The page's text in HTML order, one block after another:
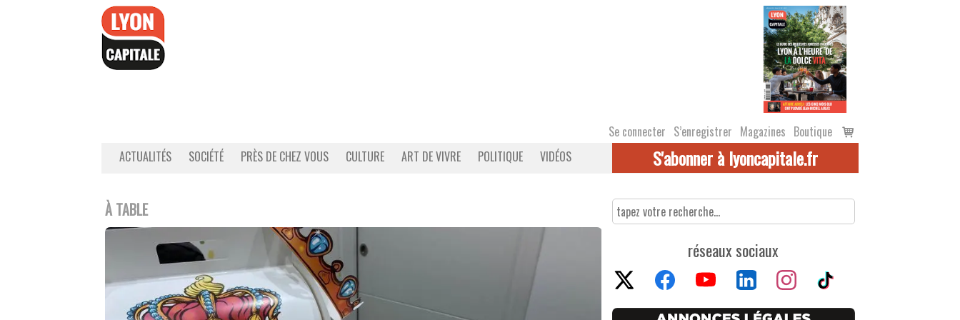
Se connecter S’enregistrer Magazines Boutique
Voir
le
ACTUALITÉS SOCIÉTÉ PRÈS DE CHEZ VOUS CULTURE ART DE VIVRE POLITIQUE VIDÉOS S'abonner à lyoncapitale.fr
À TABLE
réseaux sociaux